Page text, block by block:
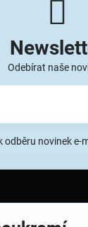
Odebírat naše
odběru novinek e-